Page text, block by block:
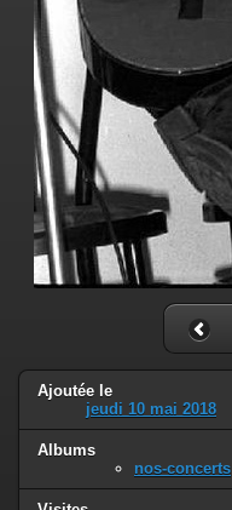
Ajoutée le
jeudi 10 mai 2018
Albums
nos-concerts